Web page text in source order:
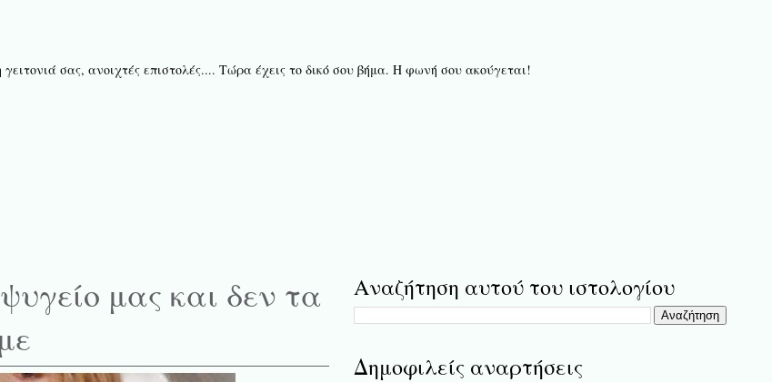
σας, ανοιχτές επιστολές.... Τώρα έχεις το δικό σου βήμα. Η φωνή σου ακούγεται!
μας και δεν τα
Αναζήτηση αυτού του ιστολογίου
Δημοφιλείς αναρτήσεις